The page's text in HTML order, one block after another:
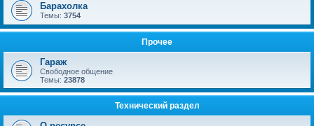
Барахолка
Темы: 3754
Прочее
Гараж
Свободное общение
Темы: 23878
Технический раздел